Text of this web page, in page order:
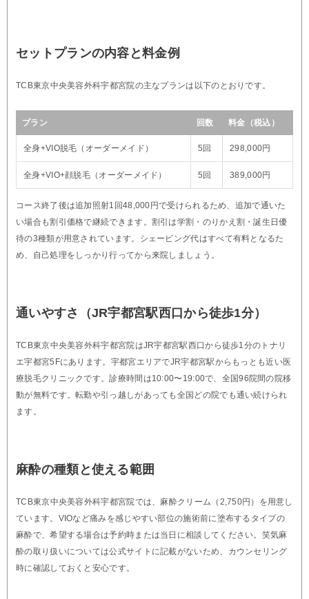
セットプランの内容と料金例
TCB東京中央美容外科宇都宮院の主なプランは以下のとおりです。
プラン 回数 料金（税込）
全身+VIO脱毛（オーダーメイド） 5回 298,000円
全身+VIO+顔脱毛（オーダーメイド） 5回 389,000円
コース終了後は追加照射1回48,000円で受けられるため、追加で通いた
い場合も割引価格で継続できます。割引は学割・のりかえ割・誕生日優
待の3種類が用意されています。シェービング代はすべて有料となるた
め、自己処理をしっかり行ってから来院しましょう。
通いやすさ（JR宇都宮駅西口から徒歩1分）
TCB東京中央美容外科宇都宮院はJR宇都宮駅西口から徒歩1分のトナリ
エ宇都宮5Fにあります。宇都宮エリアでJR宇都宮駅からもっとも近い医
療脱毛クリニックです。診療時間は10:00〜19:00で、全国96院間の院移
動が無料です。転勤や引っ越しがあっても全国どの院でも通い続けられ
ます。
麻酔の種類と使える範囲
TCB東京中央美容外科宇都宮院では、麻酔クリーム（2,750円）を用意し
ています。VIOなど痛みを感じやすい部位の施術前に塗布するタイプの
麻酔で、希望する場合は予約時または当日に相談してください。笑気麻
酔の取り扱いについては公式サイトに記載がないため、カウンセリング
時に確認しておくと安心です。